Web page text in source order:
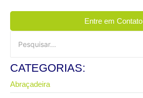
Entre em Contato
CATEGORIAS:
Abraçadeira